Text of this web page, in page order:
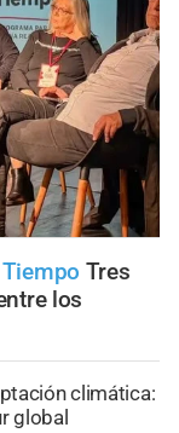
Tres
los
climática:
global